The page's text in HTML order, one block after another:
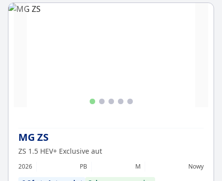
MG ZS
ZS 1.5 HEV+ Exclusive aut
2026 PB M
Nowy